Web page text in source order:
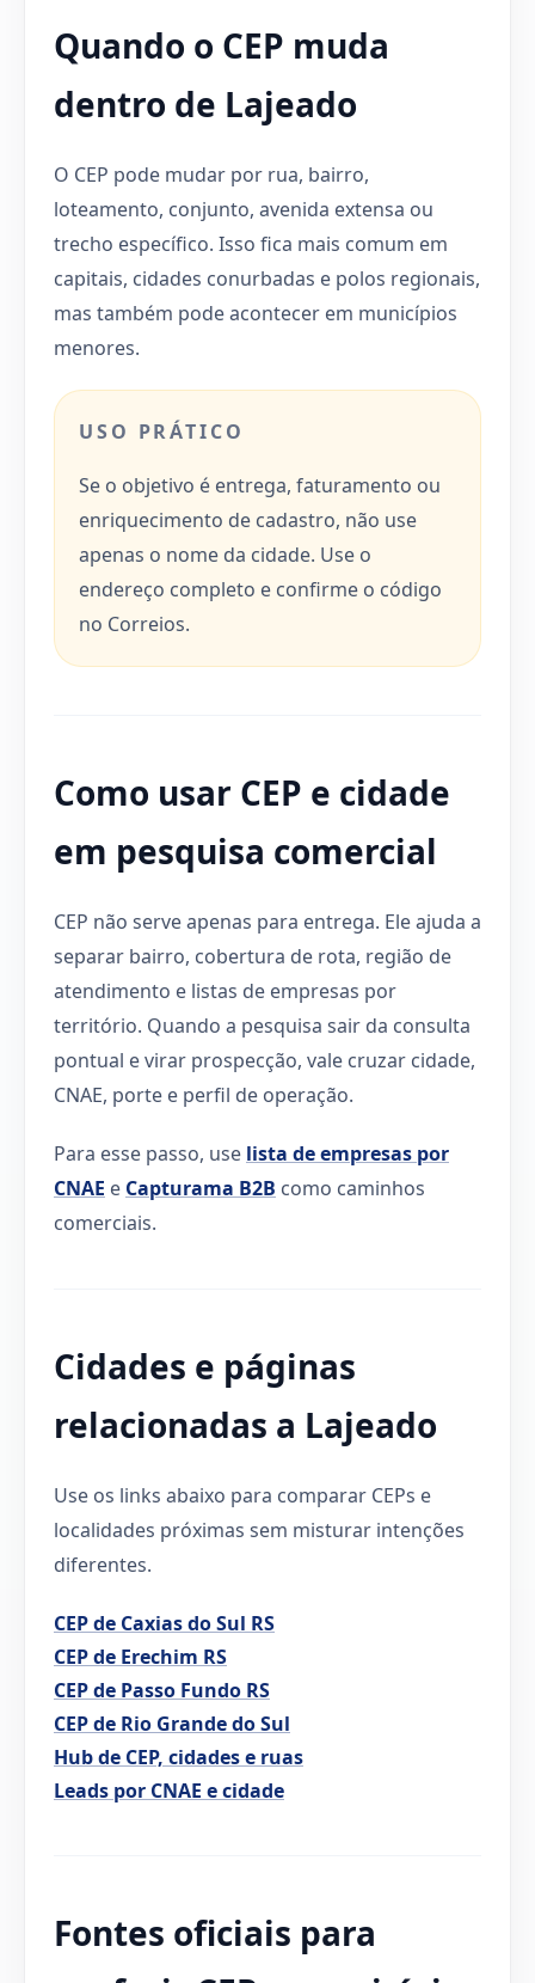
Quando o CEP muda
dentro de Lajeado
O CEP pode mudar por rua, bairro,
loteamento, conjunto, avenida extensa ou
trecho específico. Isso fica mais comum em
capitais, cidades conurbadas e polos regionais,
mas também pode acontecer em municípios
menores.
USO PRÁTICO
Se o objetivo é entrega, faturamento ou
enriquecimento de cadastro, não use
apenas o nome da cidade. Use o
endereço completo e confirme o código
no Correios.
Como usar CEP e cidade
em pesquisa comercial
CEP não serve apenas para entrega. Ele ajuda a
separar bairro, cobertura de rota, região de
atendimento e listas de empresas por
território. Quando a pesquisa sair da consulta
pontual e virar prospecção, vale cruzar cidade,
CNAE, porte e perfil de operação.
Para esse passo, use lista de empresas por
CNAE e Capturama B2B como caminhos
comerciais.
Cidades e páginas
relacionadas a Lajeado
Use os links abaixo para comparar CEPs e
localidades próximas sem misturar intenções
diferentes.
CEP de Caxias do Sul RS
CEP de Erechim RS
CEP de Passo Fundo RS
CEP de Rio Grande do Sul
Hub de CEP, cidades e ruas
Leads por CNAE e cidade
Fontes oficiais para